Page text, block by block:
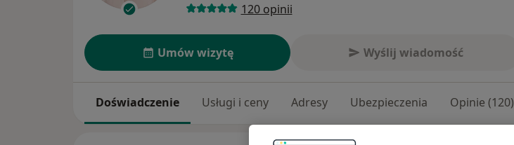
120 opinii
Umów wizytę Wyślij wiadomość
Doświadczenie Usługi i ceny Adresy Ubezpieczenia Opinie (120)